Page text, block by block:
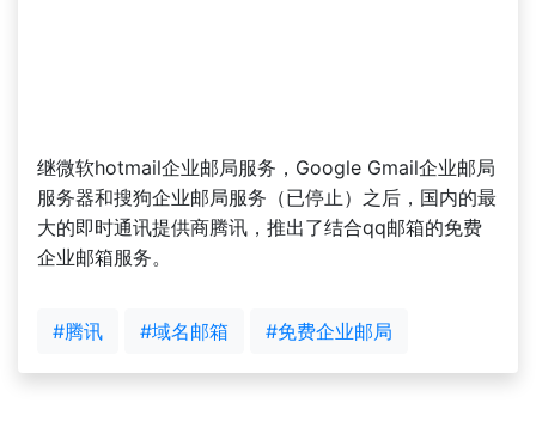
继微软hotmail企业邮局服务，Google Gmail企业邮局
服务器和搜狗企业邮局服务（已停止）之后，国内的最
大的即时通讯提供商腾讯，推出了结合qq邮箱的免费
企业邮箱服务。
#腾讯 #域名邮箱 #免费企业邮局